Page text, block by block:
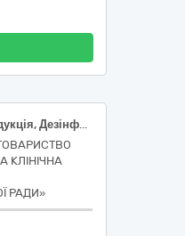
24450000-3 Агрохімічна продукція, Дезінфекційні засоби, Засіб дезінфекційний згідно медико-технічних вимог, Засіб дезінфекційний згідно медико-технічних вимог, Засіб дезінфекційний згідно медико-технічних вимог, Засіб дезінфекційний згідно медико-технічних вимог, Засіб дезінфекційний згідно медико-технічних вимог, Засіб дезінфекційний згідно медико-технічних вимог, Засіб дезінфекційний згідно медико-технічних вимог
КЛІНІЧНА
РАДИ»